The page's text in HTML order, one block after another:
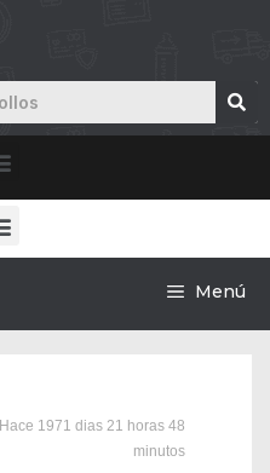
Menú
Hace 1971 dias 21 horas 48
minutos